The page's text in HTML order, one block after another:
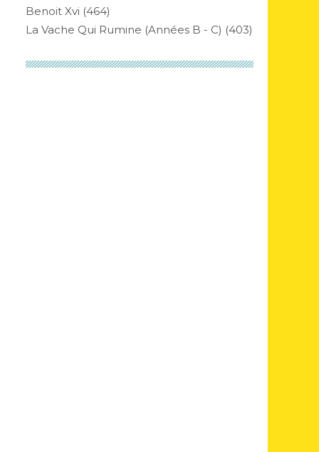
Benoit Xvi (464)
La Vache Qui Rumine (années B - C) (403)